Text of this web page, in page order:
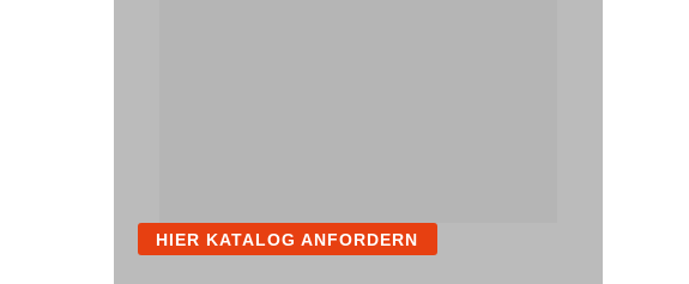
HIER KATALOG ANFORDERN